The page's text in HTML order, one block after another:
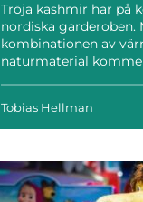
Tröja kashmir har på
nordiska garderoben.
kombinationen av
naturmaterial
Tobias Hellman